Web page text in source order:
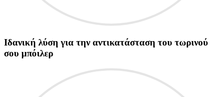
Ιδανική λύση για την αντικατάσταση του τωρινού
σου μπόιλερ